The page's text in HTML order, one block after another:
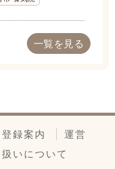
一覧を見る
録案内
運営
いについて